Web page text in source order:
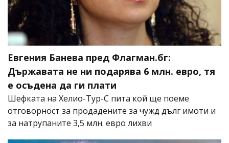
Евгения Банева пред Флагман.бг:
Държавата не ни подарява 6 млн. евро, тя
е осъдена да ги плати
Шефката на Хелио-Тур-С пита кой ще поеме
отговорност за продадените за чужд дълг имоти и
за натрупаните 3,5 млн. евро лихви